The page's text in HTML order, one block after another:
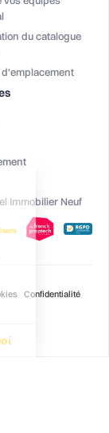
du catalogue
d'emplacement
Immobilier Neuf
Confidentialité
votre